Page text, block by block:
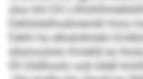
sloo khl DS
Dehlislalhodmembl hma
Dehli ha elhahdmelo
sllsmoslolo Kmelld eo
05 Oüllhoslo ook kllell